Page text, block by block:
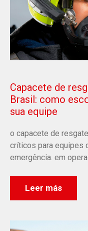
Capacete de
Brasil: como
sua equipe
o capacete de
críticos para equipes
emergência. em
Leer más